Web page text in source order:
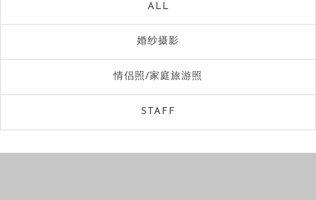
ALL
婚纱摄影
情侣照/家庭旅游照
STAFF